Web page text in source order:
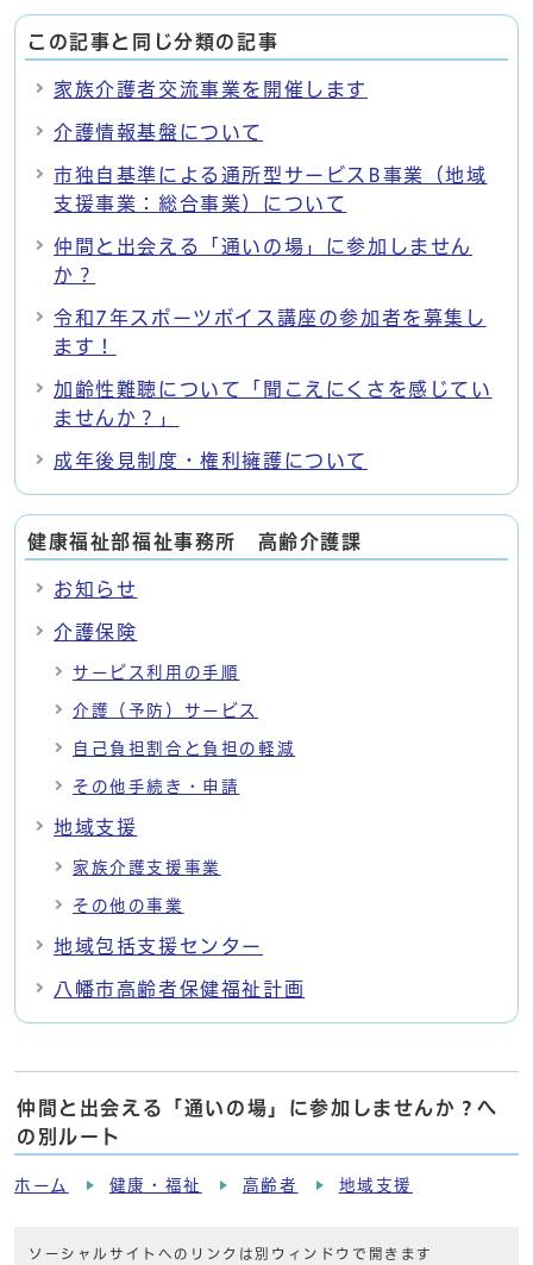
この記事と同じ分類の記事
家族介護者交流事業を開催します
介護情報基盤について
市独自基準による通所型サービスB事業（地域
支援事業：総合事業）について
仲間と出会える「通いの場」に参加しません
か？
令和7年スポーツボイス講座の参加者を募集し
ます！
加齢性難聴について「聞こえにくさを感じてい
ませんか？」
成年後見制度・権利擁護について
健康福祉部福祉事務所 高齢介護課
お知らせ
介護保険
サービス利用の手順
介護（予防）サービス
自己負担割合と負担の軽減
その他手続き・申請
地域支援
家族介護支援事業
その他の事業
地域包括支援センター
八幡市高齢者保健福祉計画
仲間と出会える「通いの場」に参加しませんか？へ
の別ルート
ホーム 健康・福祉 高齢者 地域支援
ソーシャルサイトへのリンクは別ウィンドウで開きます